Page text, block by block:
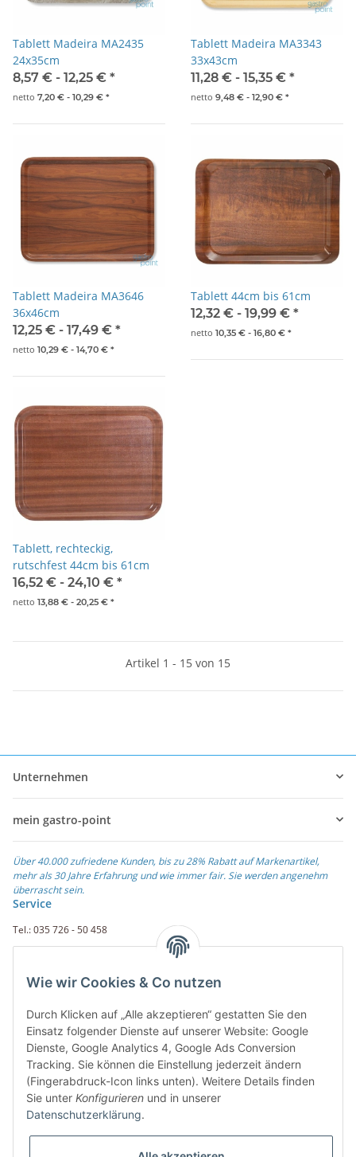
Tablett Madeira MA2435
24x35cm
8,57 € - 12,25 € *
netto 7,20 € - 10,29 € *
Tablett Madeira MA3343
33x43cm
11,28 € - 15,35 € *
netto 9,48 € - 12,90 € *
Tablett Madeira MA3646
36x46cm
12,25 € - 17,49 € *
netto 10,29 € - 14,70 € *
Tablett 44cm bis 61cm
12,32 € - 19,99 € *
netto 10,35 € - 16,80 € *
Tablett, rechteckig,
rutschfest 44cm bis 61cm
16,52 € - 24,10 € *
netto 13,88 € - 20,25 € *
Artikel 1 - 15 von 15
Unternehmen
mein gastro-point
Über 40.000 zufriedene Kunden, bis zu 28% Rabatt auf Markenartikel,
mehr als 30 Jahre Erfahrung und wie immer fair. Sie werden angenehm
überrascht sein.
Service
Tel.: 035 726 - 50 458
Weiterführende Links
Zahlungsarten
Rechnung
PayPal
Amazon Payment
Vorkasse
Überweisung
Wie wir Cookies & Co nutzen
Durch Klicken auf „Alle akzeptieren“ gestatten Sie den
Einsatz folgender Dienste auf unserer Website: Google
Dienste, Google Analytics 4, Google Ads Conversion
Tracking. Sie können die Einstellung jederzeit ändern
(Fingerabdruck-Icon links unten). Weitere Details finden
Sie unter Konfigurieren und in unserer
Datenschutzerklärung.